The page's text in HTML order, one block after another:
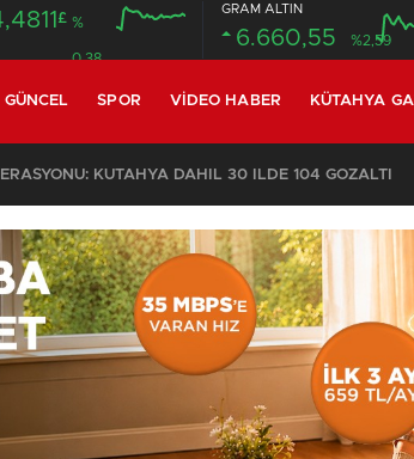
£ %
0.38
GRAM ALTIN
6.660,55 %2,59
GÜNCEL SPOR VIDEO HABER KÜTAHYA
KÜTAHYA DAHİL 30 İLDE 104 GÖZALTI